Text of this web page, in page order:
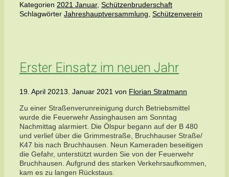
Kategorien 2021 Januar, Schützenbruderschaft
Schlagwörter Jahreshauptversammlung, Schützenverein
Erster Einsatz im neuen Jahr
19. April 20213. Januar 2021 von Florian Stratmann
Zu einer Straßenverunreinigung durch Betriebsmittel
wurde die Feuerwehr Assinghausen am Sonntag
Nachmittag alarmiert. Die Ölspur begann auf der B 480
und verlief über die Grimmestraße, Bruchhauser Straße/
K47 bis nach Bruchhausen. Neun Kameraden beseitigen
die Gefahr, unterstützt wurden Sie von der Feuerwehr
Bruchhausen. Aufgrund des starken Verkehrsaufkommen,
kam es zu langen Rückstaus.